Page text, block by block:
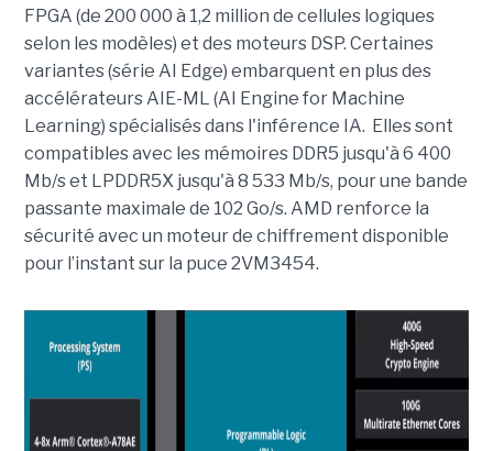
FPGA (de 200 000 à 1,2 million de cellules logiques
selon les modèles) et des moteurs DSP. Certaines
variantes (série AI Edge) embarquent en plus des
accélérateurs AIE-ML (AI Engine for Machine
Learning) spécialisés dans l'inférence IA. Elles sont
compatibles avec les mémoires DDR5 jusqu'à 6 400
Mb/s et LPDDR5X jusqu'à 8 533 Mb/s, pour une bande
passante maximale de 102 Go/s. AMD renforce la
sécurité avec un moteur de chiffrement disponible
pour l’instant sur la puce 2VM3454.